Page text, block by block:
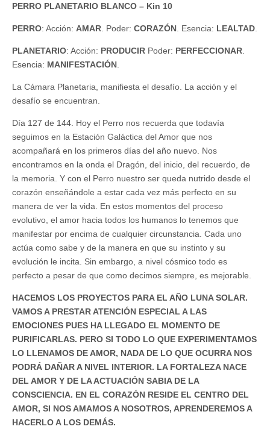
PERRO PLANETARIO BLANCO – Kin 10
PERRO: Acción: AMAR . Poder: CORAZÓN . Esencia: LEALTAD
PLANETARIO: Acción: PRODUCIR Poder: PERFECCIONAR
Esencia: MANIFESTACIÓN
La Cámara Planetaria, manifiesta el desafío. La acción y el
desafío se encuentran.
Día 127 de 144. Hoy el Perro nos recuerda que todavía
seguimos en la Estación Galáctica del Amor que nos
acompañará en los primeros días del año nuevo. Nos
encontramos en la onda el Dragón, del inicio, del recuerdo, de
la memoria. Y con el Perro nuestro ser queda nutrido desde el
corazón enseñándole a estar cada vez más perfecto en su
manera de ver la vida. En estos momentos del proceso
evolutivo, el amor hacia todos los humanos lo tenemos que
manifestar por encima de cualquier circunstancia. Cada uno
actúa como sabe y de la manera en que su instinto y su
evolución le incita. Sin embargo, a nivel cósmico todo es
perfecto a pesar de que como decimos siempre, es mejorable.
HACEMOS LOS PROYECTOS PARA EL AÑO LUNA SOLAR.
VAMOS A PRESTAR ATENCIÓN ESPECIAL A LAS
EMOCIONES PUES HA LLEGADO EL MOMENTO DE
PURIFICARLAS. PERO SI TODO LO QUE EXPERIMENTAMOS
LO LLENAMOS DE AMOR, NADA DE LO QUE OCURRA NOS
PODRÁ DAÑAR A NIVEL INTERIOR. LA FORTALEZA NACE
DEL AMOR Y DE LA ACTUACIÓN SABIA DE LA
CONSCIENCIA. EN EL CORAZÓN RESIDE EL CENTRO DEL
AMOR, SI NOS AMAMOS A NOSOTROS, APRENDEREMOS A
HACERLO A LOS DEMÁS.